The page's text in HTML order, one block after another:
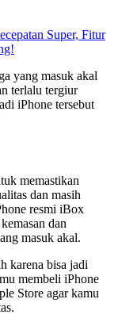
Super, Fitur
yang masuk akal
terlalu tergiur
iPhone tersebut
memastikan
dan masih
resmi iBox
dan
masuk akal.
karena bisa jadi
membeli iPhone
Store agar kamu